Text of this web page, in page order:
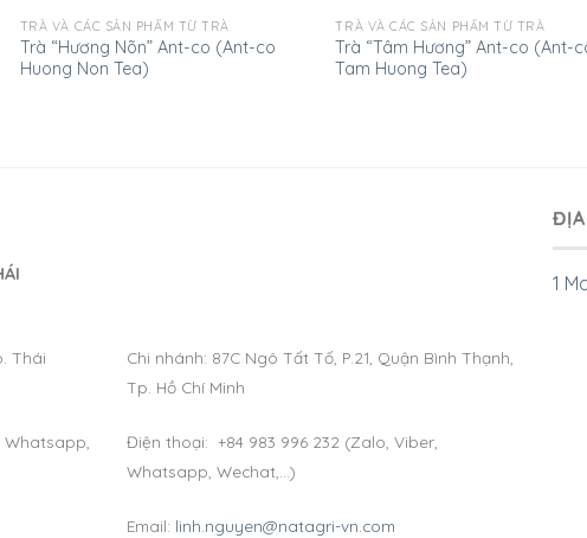
TRÀ VÀ CÁC SẢN PHẨM TỪ TRÀ
Trà “Hương Nõn” Ant-co (Ant-co
Huong Non Tea)
TRÀ VÀ CÁC SẢN PHẨM TỪ TRÀ
Trà “Tâm Hương” Ant-co (Ant-
Tam Huong Tea)
Thái
Whatsapp,
Chi nhánh: 87C Ngô Tất Tố, P.21, Quận Bình Thạnh,
Tp. Hồ Chí Minh
Điện thoại: +84 983 996 232 (Zalo, Viber,
Whatsapp, Wechat,…)
Email: linh.nguyen@natagri-vn.com
ĐỊA
1